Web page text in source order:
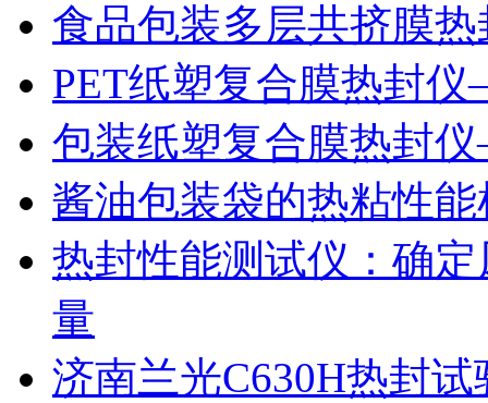
食品包装多层共挤膜
PET纸塑复合膜热封
包装纸塑复合膜热封
酱油包装袋的热粘性
热封性能测试仪：确
量
济南兰光C630H热封